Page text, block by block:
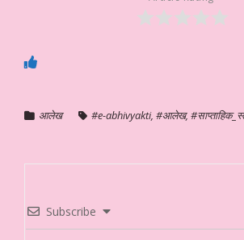
आलेख #e-abhivyakti, #आलेख,
Subscribe